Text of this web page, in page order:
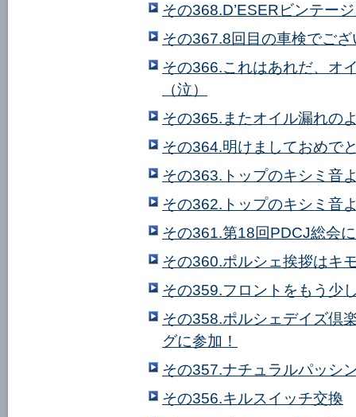
その368.D’ESERビンテー
その367.8回目の車検でござ
その366.これはあれだ、オ
（泣）
その365.またオイル漏れの
その364.明けましておめで
その363.トップのキシミ音
その362.トップのキシミ音
その361.第18回PDCJ総会
その360.ポルシェ挨拶はキ
その359.フロントをもう少
その358.ポルシェデイズ倶
グに参加！
その357.ナチュラルパッシ
その356.キルスイッチ交換